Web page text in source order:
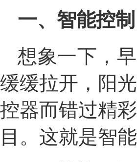
一、智能控
想象一下，
缓缓拉开，阳
控器而错过精
目。这就是智